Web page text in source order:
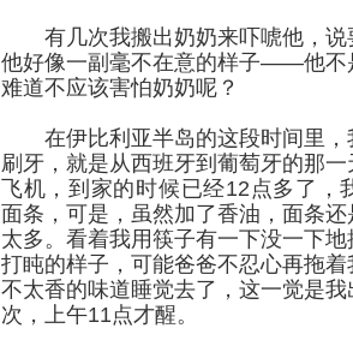
有几次我搬出奶奶来吓唬他，说
他好像一副毫不在意的样子——他不
难道不应该害怕奶奶呢？
在伊比利亚半岛的这段时间里，
刷牙，就是从西班牙到葡萄牙的那
飞机，到家的时候已经12点多了，
面条，可是，虽然加了香油，面条
太多。看着我用筷子有一下没一下
打盹的样子，可能爸爸不忍心再拖
不太香的味道睡觉去了，这一觉是
次，上午11点才醒。